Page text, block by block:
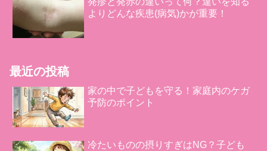
よりどんな疾患(病気)かが重要！
最近の投稿
家の中で子どもを守る！家庭内のケガ
予防のポイント
冷たいものの摂りすぎはNG？子ども